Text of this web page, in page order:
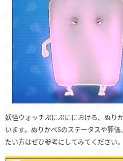
妖怪ウォッチぷにぷににおける、ぬり
います。ぬりかべSのステータスや評
たい方はぜひ参考にしてみてください。